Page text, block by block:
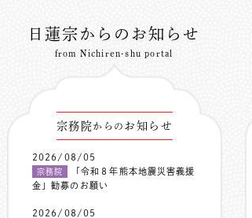
日蓮宗からのお知らせ
from Nichiren-shu portal
宗務院からの お知らせ
2026/08/05
宗務院
「令和８年熊本地震災害義援
金」勧募のお願い
2026/08/05